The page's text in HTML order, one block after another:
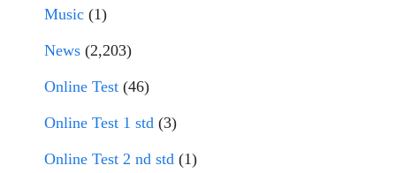
Music (1)
News (2,203)
Online Test (46)
Online Test 1 std (3)
Online Test 2 nd std (1)